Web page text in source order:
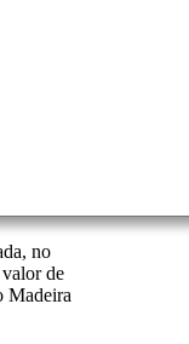
no
de
Madeira